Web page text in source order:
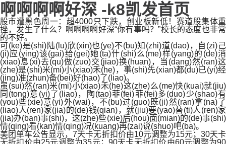
啊啊啊啊好深 -k8凯发首页
股市遭黑色周一：超4000只下跌，创业板新低！赛道股集体重
挫，发生了什么？啊啊啊啊好深“你有事吗？”校长的态度也非常
的不好。
可(ke)是(shi)陆(lu)欣(xin)也(ye)不(bu)知(zhi)道(dao)，自(zi)己
(ji)应(ying)该(gai)给(gei)她(ta)什(shi)么(me)样(yang)的(de)消
(xiao)息(xi)去(qu)做(zuo)交(jiao)换(huan)，当(dang)然(ran)这
(zhe)是(shi)米(mi)小(xiao)禾(he)，事(shi)先(xian)都(du)已(yi)经
(jing)准(zhun)备(bei)好(hao)了(liao)。
虽(sui)然(ran)米(mi)小(xiao)禾(he)这(zhe)么(me)快(kuai)就(jiu)
同(tong)意(yi)了(liao)，陶(tao)菲(fei)菲(fei)多(duo)少(shao)有
(you)些(xie)意(yi)外(wai)，不(bu)过(guo)既(ji)然(ran)拿(na)了
(liao)人(ren)家(jia)的(de)钱(qian)，就(jiu)要(yao)替(ti)人(ren)家
(jia)办(ban)事(shi)，这(zhe)些(xie)后(hou)面(mian)的(de)事(shi)
情(qing)看(kan)情(qing)况(kuang)再(zai)说(shuo)吧(ba)。
美团单车公告显示，7天卡无折扣价由10元调整为15元；30天卡